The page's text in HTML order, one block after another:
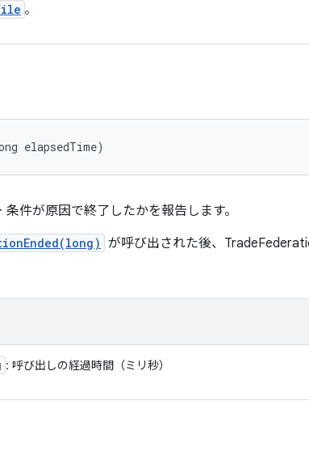
。
elapsedTime)
件が原因で終了したかを報告します。
が呼び出された後、
: 呼び出しの経過時間（ミリ秒）